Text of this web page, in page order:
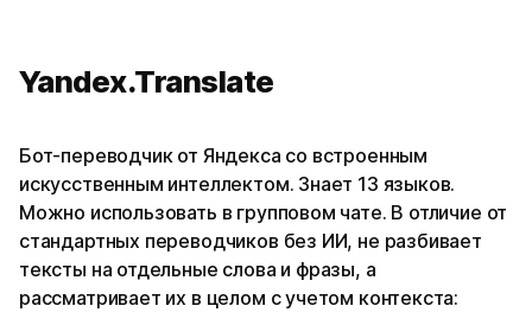
Yandex.Translate
Бот-переводчик от Яндекса со встроенным
искусственным интеллектом. Знает 13 языков.
Можно использовать в групповом чате. В отличие от
стандартных переводчиков без ИИ, не разбивает
тексты на отдельные слова и фразы, а
рассматривает их в целом с учетом контекста: